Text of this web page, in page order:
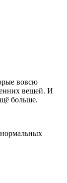
вовсю
вещей. И
больше.
нормальных